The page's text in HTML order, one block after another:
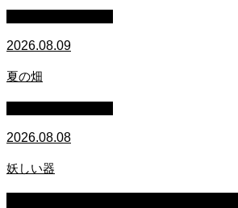
2026.08.09
夏の畑
2026.08.08
妖しい器